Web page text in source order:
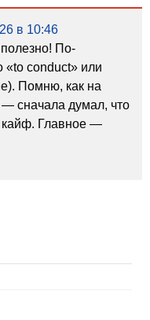
в 10:46
По-
«to conduct» или
Помню, как на
сначала думал, что
кайф. Главное —